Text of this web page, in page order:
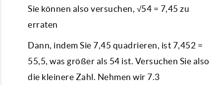
Sie können also versuchen, √54 = 7,45 zu
erraten
Dann, indem Sie 7,45 quadrieren, ist 7,452 =
55,5, was größer als 54 ist. Versuchen Sie also
die kleinere Zahl. Nehmen wir 7.3